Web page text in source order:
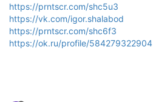
https://prntscr.com/shc5u3
https://vk.com/igor.shalabod
https://prntscr.com/shc6f3
https://ok.ru/profile/584279322904